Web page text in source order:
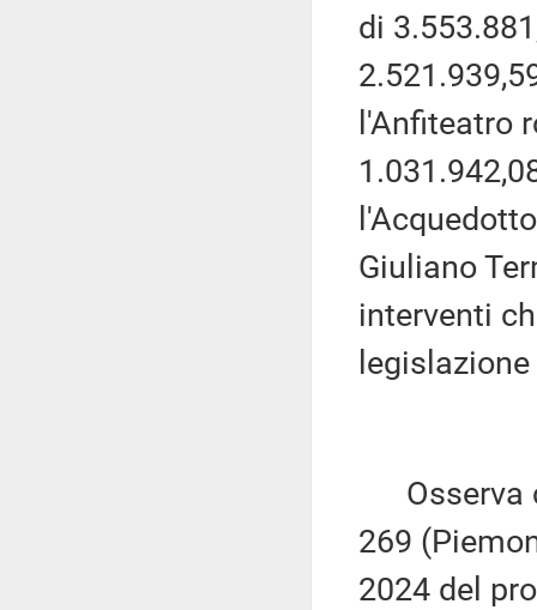
di
l'Anfiteatro
Giuliano
interventi
Osserva
269
2024 del